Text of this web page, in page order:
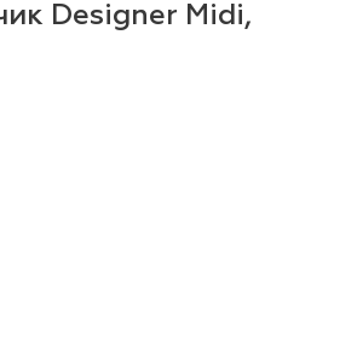
Designer Midi,